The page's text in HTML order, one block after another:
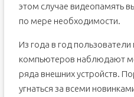
этом случае видеопамять
по мере необходимости.
Из года в год
компьютеров наблюдают
ряда внешних устройств.
угнаться за всеми